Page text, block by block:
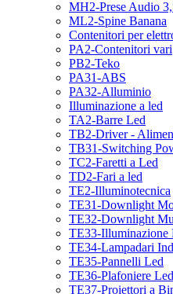
MH2-Prese Audio
ML2-Spine Banana
Contenitori per
PA2-Contenitori vari
PB2-Teko
PA31-ABS
PA32-Alluminio
Illuminazione a led
TA2-Barre Led
TB2-Driver -
TB31-Switching
TC2-Faretti a Led
TD2-Fari a led
TE2-Illuminotecnica
TE31-Downlight
TE32-Downlight
TE33-Illuminazione
TE34-Lampadari
TE35-Pannelli Led
TE36-Plafoniere Led
TE37-Proiettori a